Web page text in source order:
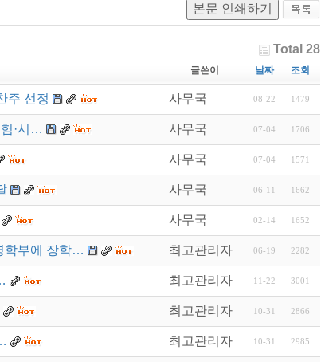
본문 인쇄하기
Total 28
글쓴이 날짜 조회
주 선정 사무국 08-22 1479
험·시… 사무국 07-04 1706
사무국 07-04 1571
사무국 06-11 1662
사무국 02-14 1652
학부에 장학… 최고관리자 06-19 2282
최고관리자 11-22 3001
최고관리자 10-31 2866
최고관리자 10-31 2985